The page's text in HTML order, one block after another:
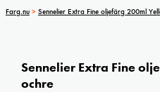
Farg.nu > Sennelier Extra Fine oljefärg 200ml
Sennelier Extra Fine
ochre